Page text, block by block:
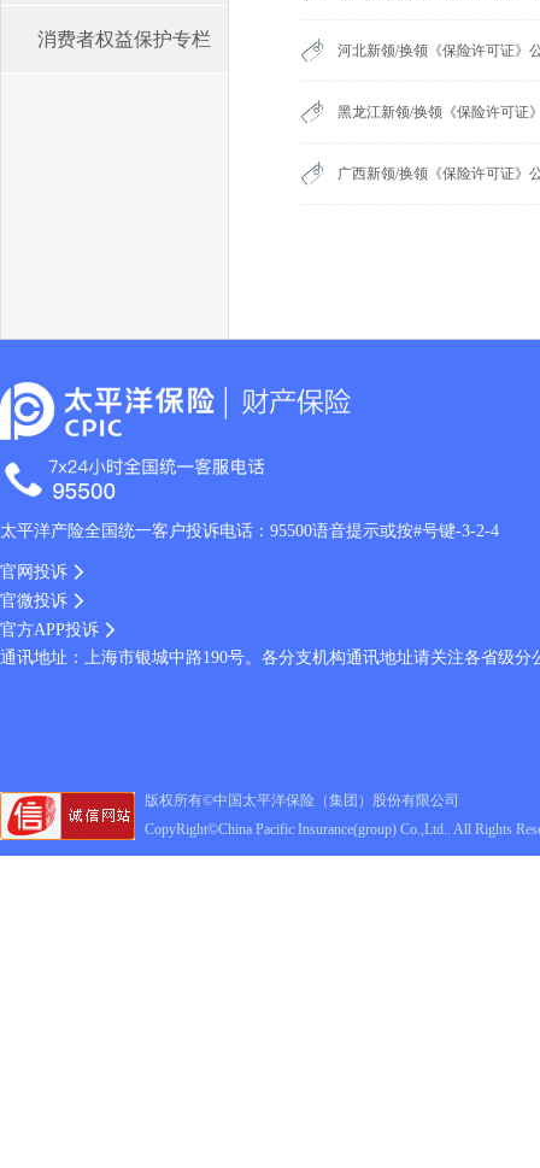
消费者权益保护专栏
河北新领/换领《保险许可证》
黑龙江新领/换领《保险许可证
广西新领/换领《保险许可证》
太平洋产险全国统一客户投诉电话：95500语音提示或按#号键-3-2-4
官网投诉
官微投诉
官方APP投诉
通讯地址：上海市银城中路190号。各分支机构通讯地址请关注各省级
版权所有©中国太平洋保险（集团）股份有限公司
CopyRight©China Pacific Insurance(group) Co.,Ltd.. All Rights